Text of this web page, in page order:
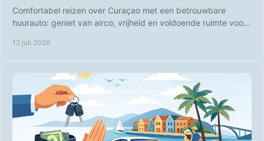
Comfortabel reizen over Curaçao met een betrouwbare
huurauto: geniet van airco, vrijheid en voldoende ruimte voor
12 juli 2026